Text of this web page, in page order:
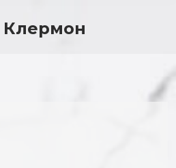
Клермон